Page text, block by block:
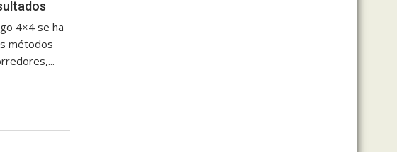
4×4 se ha
métodos